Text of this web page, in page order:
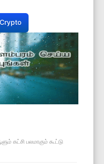
கட்சி பலமாகும் கூட்டு